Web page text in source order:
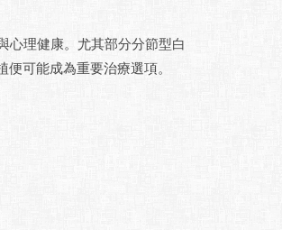
理健康。尤其部分分節型白
可能成為重要治療選項。